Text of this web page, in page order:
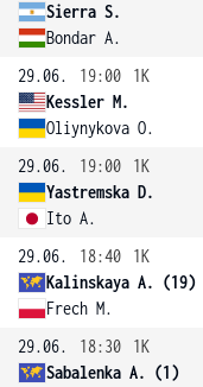
Sierra S.
Bondar A.
29.06.
19:00
1K
Kessler M.
Oliynykova O.
29.06.
19:00
1K
Yastremska D.
Ito A.
29.06.
18:40
1K
Kalinskaya A. (19)
Frech M.
29.06.
18:30
1K
Sabalenka A. (1)